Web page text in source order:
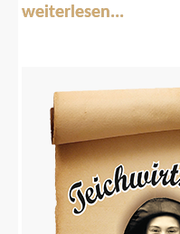
weiterlesen...